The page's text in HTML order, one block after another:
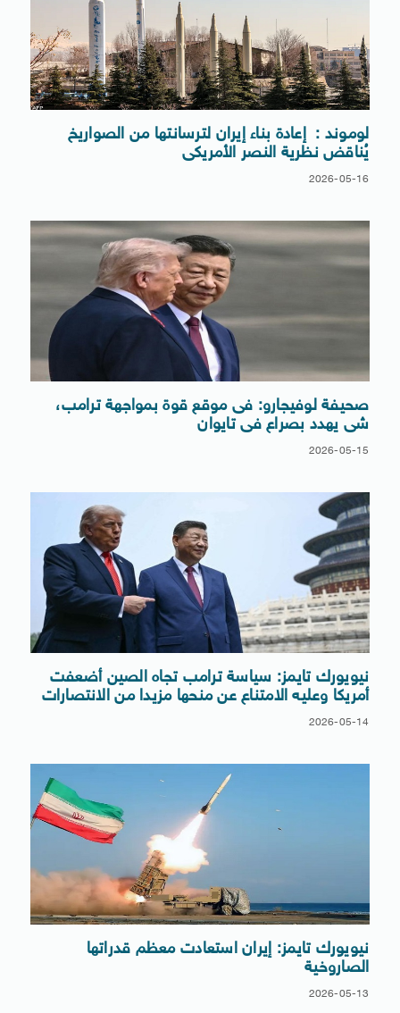
لوموند : إعادة بناء إيران لترسانتها من الصواريخ
يُناقض نظرية النصر الأمريكى
2026-05-16
صحيفة لوفيجارو: فى موقع قوة بمواجهة ترامب،
شى يهدد بصراع فى تايوان
2026-05-15
نيويورك تايمز: سياسة ترامب تجاه الصين أضعفت
أمريكا وعليه الامتناع عن منحها مزيدا من الانتصارات
2026-05-14
نيويورك تايمز: إيران استعادت معظم قدراتها
الصاروخية
2026-05-13